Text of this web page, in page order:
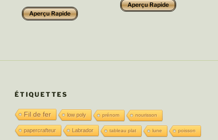
Aperçu Rapide
Aperçu Rapide
ÉTIQUETTES
Fil de fer low poly prénom nourisson
papercrafteur Labrador tableau plat lune poisson